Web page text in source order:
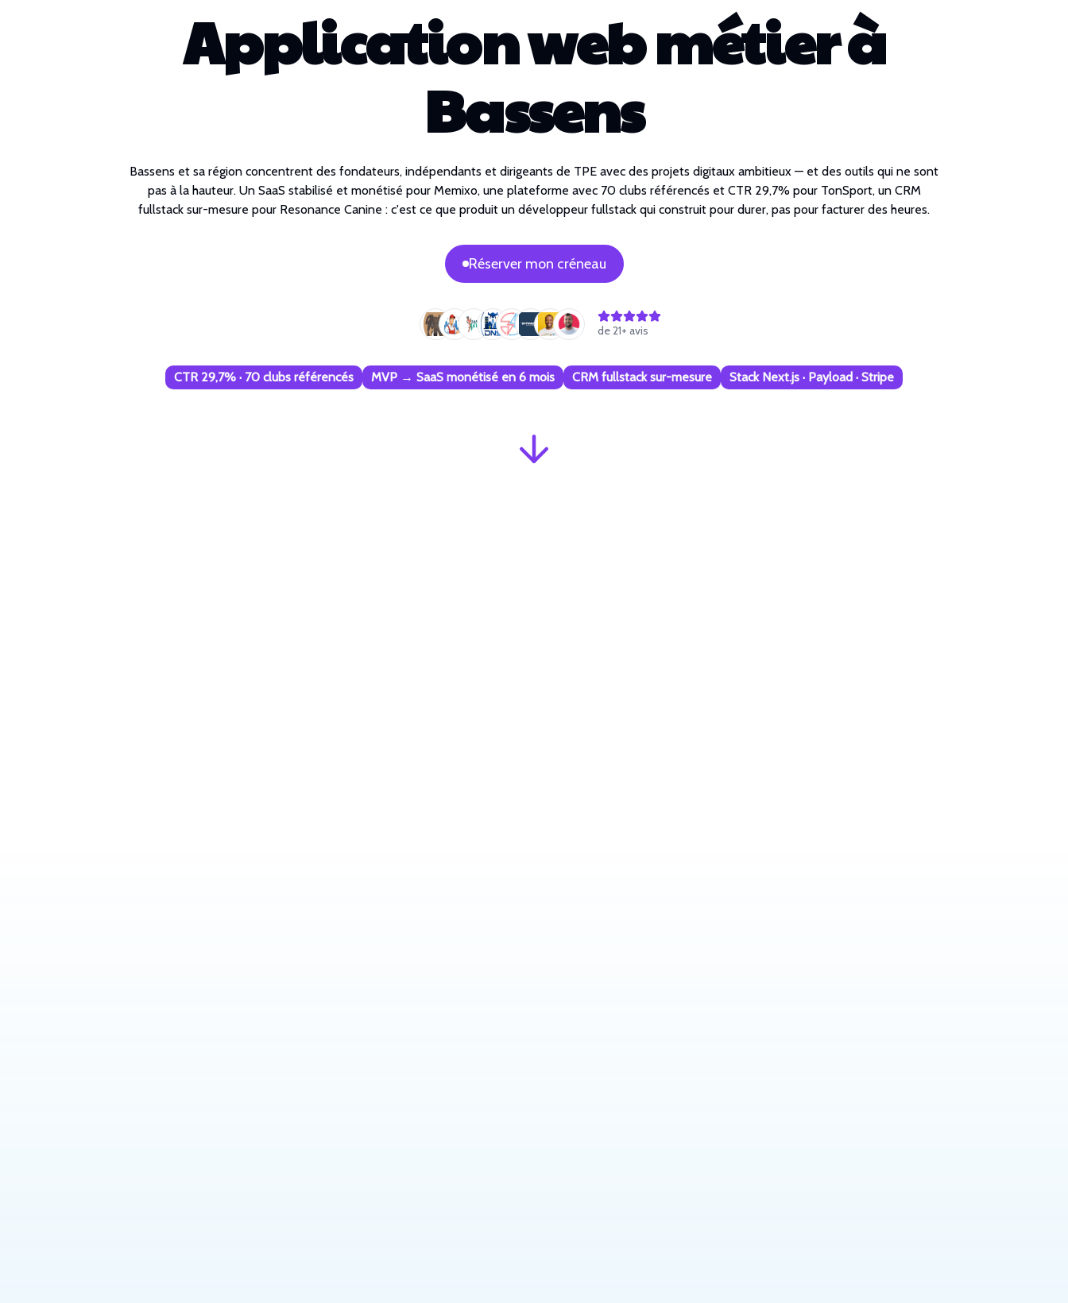
Application web métier à
Bassens
Bassens et sa région concentrent des fondateurs, indépendants et dirigeants de TPE avec des projets digitaux ambitieux — et des outils qui ne sont
pas à la hauteur. Un SaaS stabilisé et monétisé pour Memixo, une plateforme avec 70 clubs référencés et CTR 29,7% pour TonSport, un CRM
fullstack sur-mesure pour Resonance Canine : c'est ce que produit un développeur fullstack qui construit pour durer, pas pour facturer des heures.
Réserver mon créneau
de21+ avis
CTR 29,7% · 70 clubs référencés MVP → SaaS monétisé en 6 mois CRM fullstack sur-mesure Stack Next.js · Payload · Stripe